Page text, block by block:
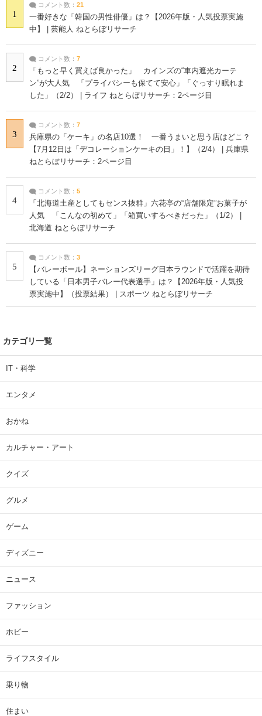
1
コメント数： 21
一番好きな「韓国の男性俳優」は？【2026年版・人気投票実施
中】 | 芸能人 ねとらぼリサーチ
2
コメント数： 7
「もっと早く買えば良かった」 カインズの“車内遮光カーテ
ン”が大人気 「プライバシーも保てて安心」「ぐっすり眠れま
した」（2/2） | ライフ ねとらぼリサーチ：2ページ目
3
コメント数： 7
兵庫県の「ケーキ」の名店10選！ 一番うまいと思う店はどこ？
【7月12日は「デコレーションケーキの日」！】（2/4） | 兵庫県
ねとらぼリサーチ：2ページ目
4
コメント数： 5
「北海道土産としてもセンス抜群」六花亭の“店舗限定”お菓子が
人気 「こんなの初めて」「箱買いするべきだった」（1/2） |
北海道 ねとらぼリサーチ
5
コメント数： 3
【バレーボール】ネーションズリーグ日本ラウンドで活躍を期待
している「日本男子バレー代表選手」は？【2026年版・人気投
票実施中】（投票結果） | スポーツ ねとらぼリサーチ
カテゴリ一覧
IT・科学
エンタメ
おかね
カルチャー・アート
クイズ
グルメ
ゲーム
ディズニー
ニュース
ファッション
ホビー
ライフスタイル
乗り物
住まい